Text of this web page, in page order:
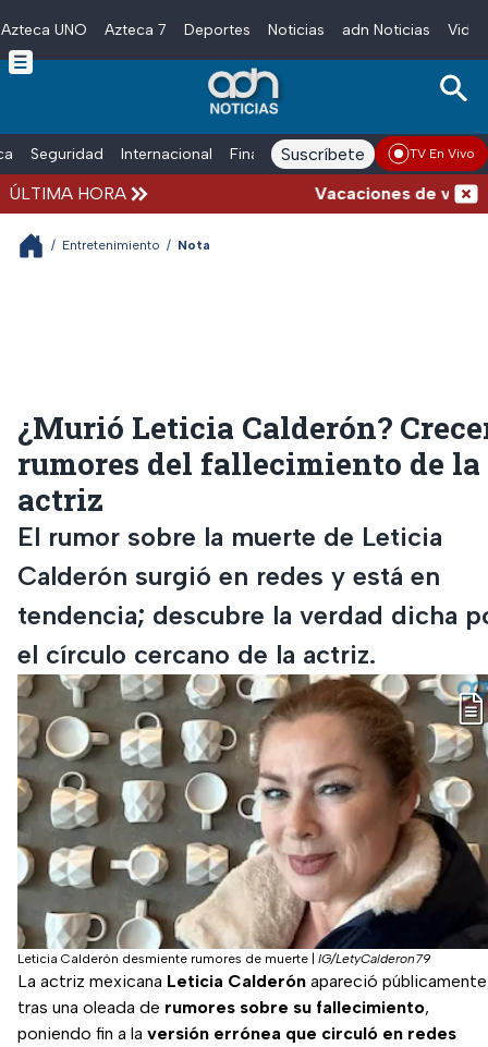
Skip to main content
Azteca UNO Azteca 7 Deportes Noticias adn Noticias
Seguridad Internacional Finanzas adn Noticias Radio
Suscríbete TV En Vivo
ÚLTIMA HORA Vacaciones de verano
/ Entretenimiento / Nota
¿Murió Leticia Calderón?
rumores del fallecimiento de la
actriz
El rumor sobre la muerte de Leticia
Calderón surgió en redes y está en
tendencia; descubre la verdad dicha
el círculo cercano de la actriz.
Leticia Calderón desmiente rumores de muerte | IG/LetyCalderon79
La actriz mexicana Leticia Calderón apareció
tras una oleada de rumores sobre su fallecimiento,
poniendo fin a la versión errónea que circuló en redes